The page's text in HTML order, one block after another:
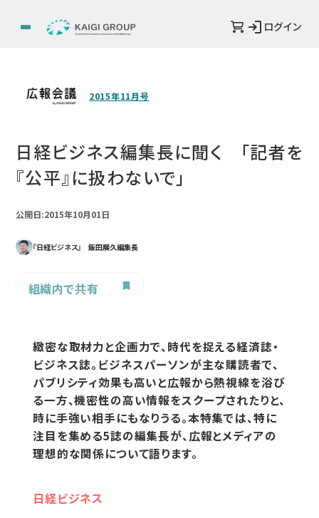
ログイン
2015年11月号
日経ビジネス編集長に聞く 「記者を
『公平』に扱わないで」
公開日:2015年10月01日
『日経ビジネス』 飯田展久編集長
組織内で共有
緻密な取材力と企画力で、時代を捉える経済誌・
ビジネス誌。ビジネスパーソンが主な購読者で、
パブリシティ効果も高いと広報から熱視線を浴び
る一方、機密性の高い情報をスクープされたりと、
時に手強い相手にもなりうる。本特集では、特に
注目を集める5誌の編集長が、広報とメディアの
理想的な関係について語ります。
日経ビジネス